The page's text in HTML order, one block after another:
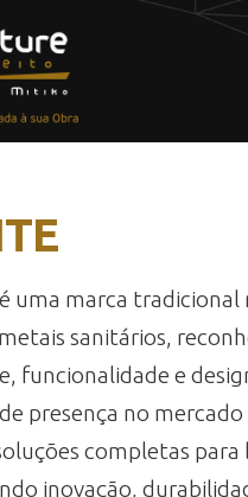
é uma marca tradicional
sanitários,
funcionalidade e
presença no
completas para
inovação,